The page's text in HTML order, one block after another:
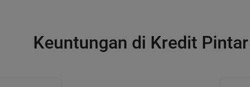
Keuntungan di Kredit Pintar